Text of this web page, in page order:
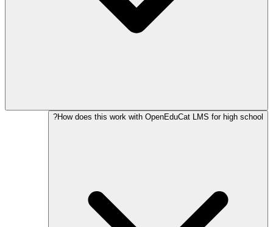
How does this work with OpenEduCat LMS for high school?